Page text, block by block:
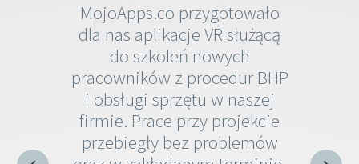
MojoApps.co przygotowało
dla nas aplikacje VR służącą
do szkoleń nowych
pracowników z procedur BHP
i obsługi sprzętu w naszej
firmie. Prace przy projekcie
przebiegły bez problemów